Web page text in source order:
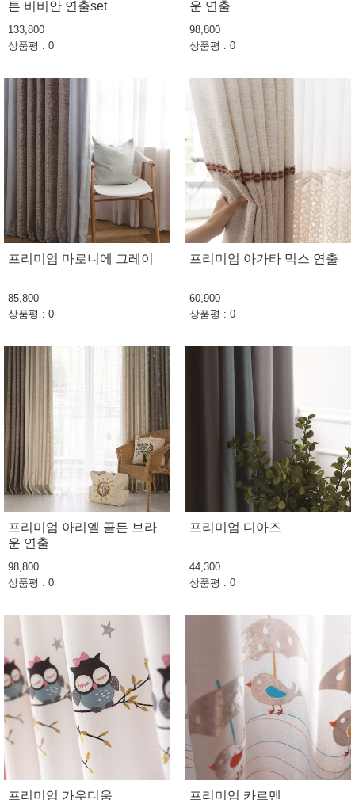
튼 비비안 연출set
133,800
상품평 : 0
운 연출
98,800
상품평 : 0
프리미엄 마로니에 그레이
85,800
상품평 : 0
프리미엄 아가타 믹스 연출
60,900
상품평 : 0
프리미엄 아리엘 골든 브라
운 연출
98,800
상품평 : 0
프리미엄 디아즈
44,300
상품평 : 0
프리미엄 가우디움 프리미엄 카르멘